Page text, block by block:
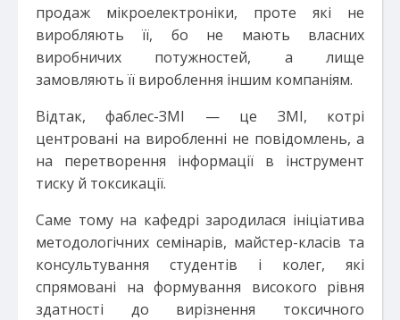
продаж мікроелектроніки, проте які не
виробляють її, бо не мають власних
виробничих потужностей, а лище
замовляють її вироблення іншим компаніям.
Відтак, фаблес-ЗМІ — це ЗМІ, котрі
центровані на виробленні не повідомлень, а
на перетворення інформації в інструмент
тиску й токсикації.
Саме тому на кафедрі зародилася ініціатива
методологічних семінарів, майстер-класів та
консультування студентів і колег, які
спрямовані на формування високого рівня
здатності до вирізнення токсичного